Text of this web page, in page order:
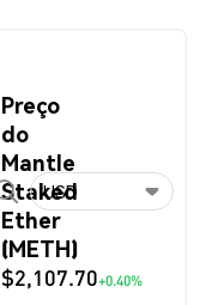
Preço
do
Mantle
Staked
Ether
(METH)
$2,107.70+0.40%
USD